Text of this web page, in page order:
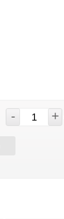
- +